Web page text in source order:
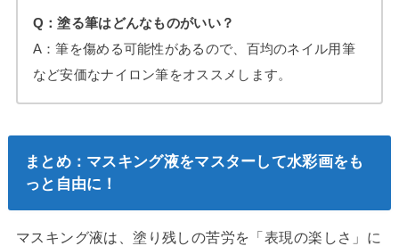
Q：塗る筆はどんなものがいい？
A：筆を傷める可能性があるので、百均のネイル用筆
など安価なナイロン筆をオススメします。
まとめ：マスキング液をマスターして水彩画をも
っと自由に！
マスキング液は、塗り残しの苦労を「表現の楽しさ」に